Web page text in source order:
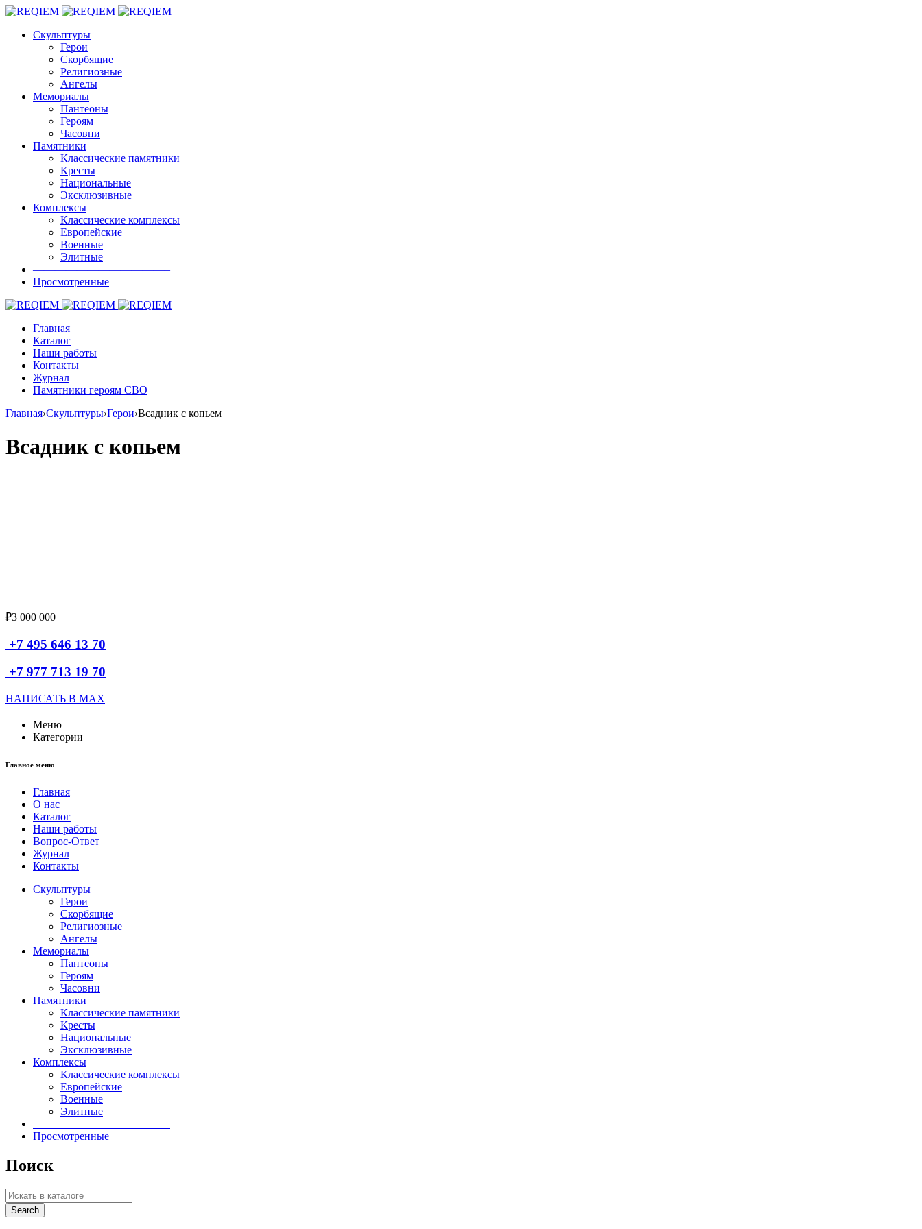
Скульптуры
Герои
Скорбящие
Религиозные
Ангелы
Мемориалы
Пантеоны
Героям
Часовни
Памятники
Классические памятники
Кресты
Национальные
Эксклюзивные
Комплексы
Классические комплексы
Европейские
Военные
Элитные
————————————–
Просмотренные
Главная
Каталог
Наши работы
Контакты
Журнал
Памятники героям СВО
Главная›Скульптуры›Герои›Всадник с копьем
Всадник с копьем
₽3 000 000
+7 495 646 13 70
+7 977 713 19 70
НАПИСАТЬ В MAX
Меню
Категории
Главное меню
Главная
О нас
Каталог
Наши работы
Вопрос-Ответ
Журнал
Контакты
Скульптуры
Герои
Скорбящие
Религиозные
Ангелы
Мемориалы
Пантеоны
Героям
Часовни
Памятники
Классические памятники
Кресты
Национальные
Эксклюзивные
Комплексы
Классические комплексы
Европейские
Военные
Элитные
————————————–
Просмотренные
Поиск